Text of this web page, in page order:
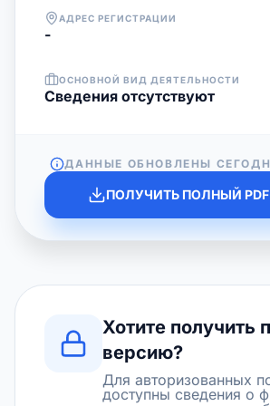
АДРЕС РЕГИСТРАЦИИ
-
ОСНОВНОЙ ВИД ДЕЯТЕЛЬНОСТИ
Cведения отсутствуют
ДАННЫЕ ОБНОВЛЕНЫ
ПОЛУЧИТЬ ПОЛНЫЙ
Хотите получить
версию?
Для авторизованных
доступны сведения о